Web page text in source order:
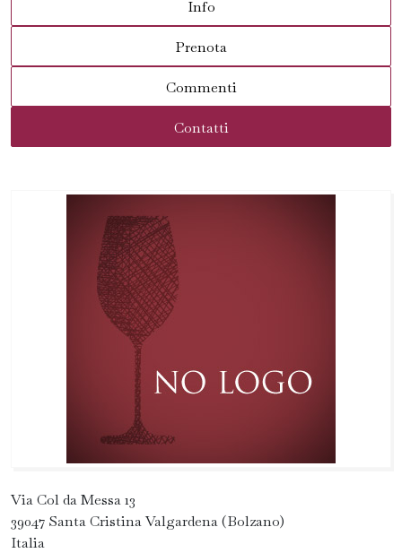
Info
Prenota
Commenti
Contatti
Via Col da Messa 13
39047 Santa Cristina Valgardena (Bolzano)
Italia